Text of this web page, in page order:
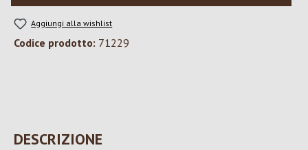
Aggiungi alla wishlist
Codice prodotto: 71229
DESCRIZIONE